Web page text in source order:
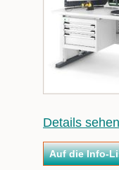
Details sehen